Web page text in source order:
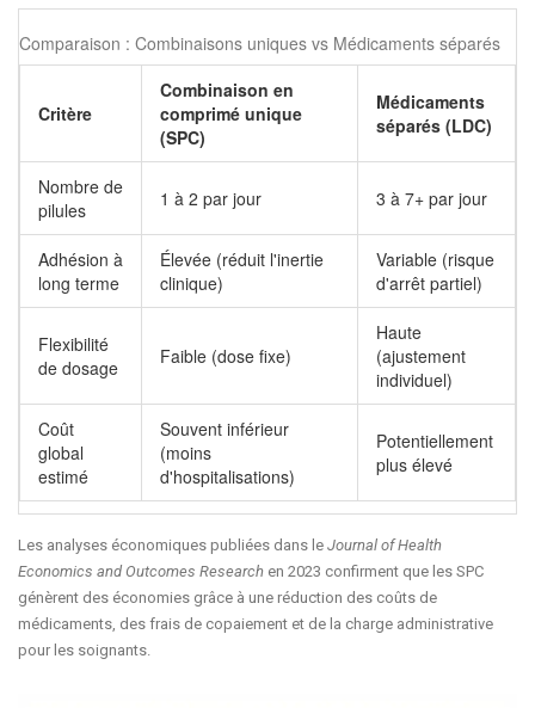
Comparaison : Combinaisons uniques vs Médicaments séparés
Critère
Combinaison en
comprimé unique
(SPC)
Médicaments
séparés (LDC)
Nombre de
pilules
1 à 2 par jour 3 à 7+ par jour
Adhésion à
long terme
Élevée (réduit l'inertie
clinique)
Variable (risque
d'arrêt partiel)
Flexibilité
de dosage
Faible (dose fixe)
Haute
(ajustement
individuel)
Coût
global
estimé
Souvent inférieur
(moins
d'hospitalisations)
Potentiellement
plus élevé
Les analyses économiques publiées dans le Journal of Health
Economics and Outcomes Research en 2023 confirment que les SPC
génèrent des économies grâce à une réduction des coûts de
médicaments, des frais de copaiement et de la charge administrative
pour les soignants.